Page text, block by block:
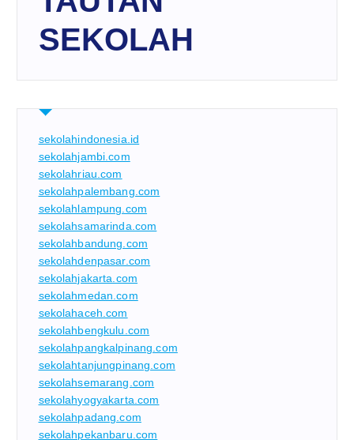
SEKOLAH
sekolahindonesia.id
sekolahjambi.com
sekolahriau.com
sekolahpalembang.com
sekolahlampung.com
sekolahsamarinda.com
sekolahbandung.com
sekolahdenpasar.com
sekolahjakarta.com
sekolahmedan.com
sekolahaceh.com
sekolahbengkulu.com
sekolahpangkalpinang.com
sekolahtanjungpinang.com
sekolahsemarang.com
sekolahyogyakarta.com
sekolahpadang.com
sekolahpekanbaru.com